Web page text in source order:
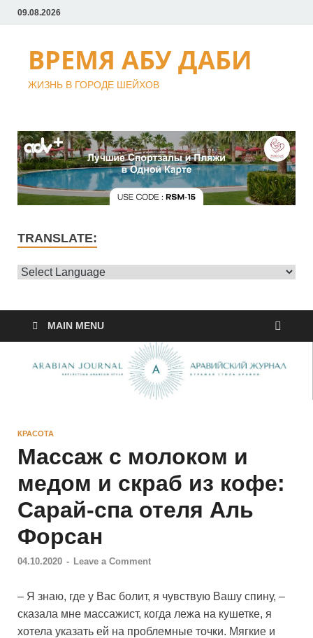
09.08.2026
ВРЕМЯ АБУ ДАБИ
ЖИЗНЬ В ГОРОДЕ ШЕЙХОВ
TRANSLATE:
MAIN MENU
КРАСОТА
Массаж с молоком и
медом и скраб из кофе:
Сарай-спа отеля Аль
Форсан
04.10.2020 - Leave a Comment
– Я знаю, где у Вас болит, я чувствую Вашу спину, –
сказала мне массажист, когда лежа на кушетке, я
хотела указать ей на проблемные точки. Мягкие и